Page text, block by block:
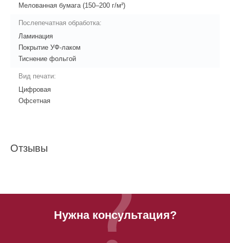
Мелованная бумага (150–200 г/м²)
Послепечатная обработка:
Ламинация
Покрытие УФ-лаком
Тиснение фольгой
Вид печати:
Цифровая
Офсетная
Отзывы
Нужна консультация?